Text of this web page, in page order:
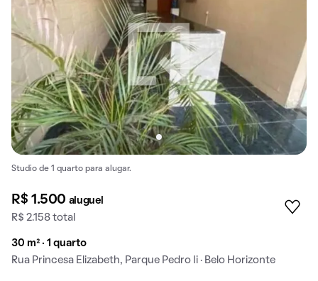
Studio de 1 quarto para alugar.
R$ 1.500 aluguel
R$ 2.158 total
30 m² · 1 quarto
Rua Princesa Elizabeth, Parque Pedro Ii · Belo Horizonte